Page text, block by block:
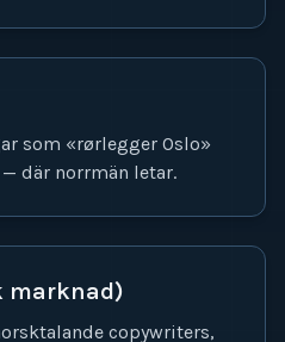
som «rørlegger Oslo»
där norrmän letar.
marknad)
copywriters,